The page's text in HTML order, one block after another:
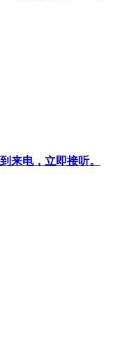
来电，立即接听。